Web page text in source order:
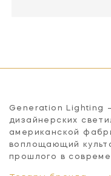
Generation Lighting
дизайнерских
американской
воплощающий
прошлого в